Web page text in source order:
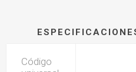
Código